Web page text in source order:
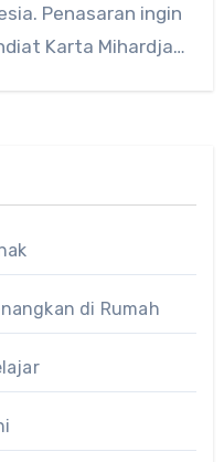
Penasaran ingin
Karta Mihardja,
di Rumah